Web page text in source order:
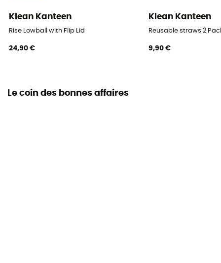
Klean Kanteen
Rise Lowball with Flip Lid
24,90 €
Klean Kanteen
Reusable straws 2
9,90 €
Le coin des bonnes affaires